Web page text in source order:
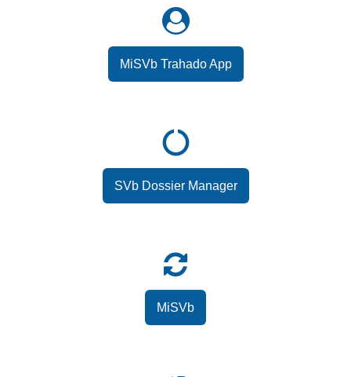
MiSVb Trahado App
SVb Dossier Manager
MiSVb